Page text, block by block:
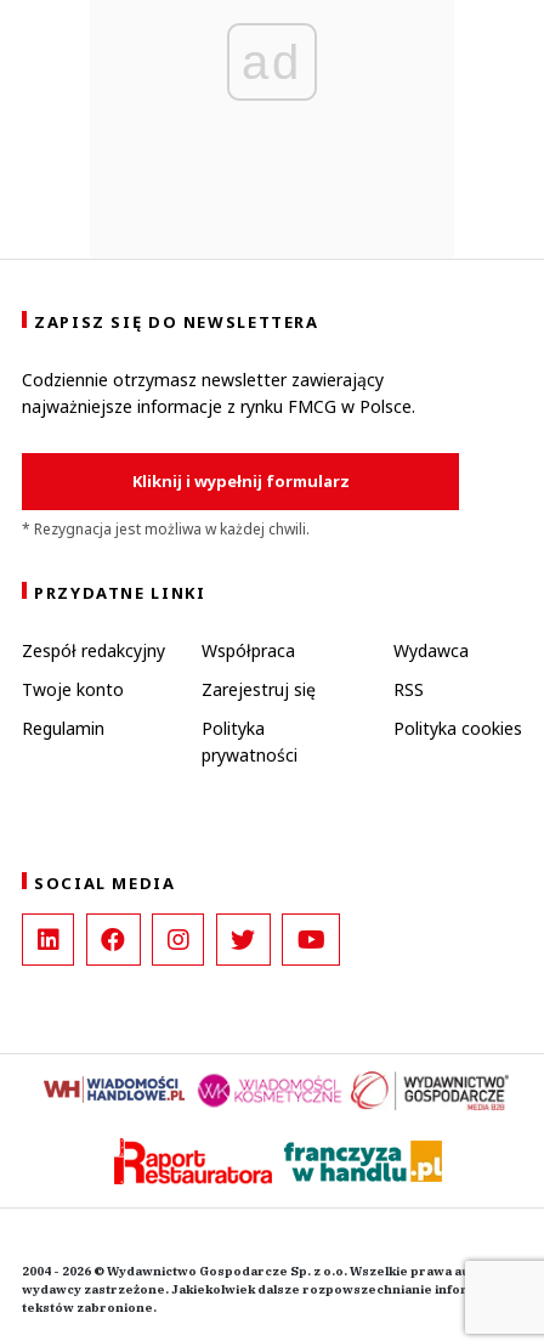
ad
ZAPISZ SIĘ DO NEWSLETTERA
Codziennie otrzymasz newsletter zawierający
najważniejsze informacje z rynku FMCG w Polsce.
Kliknij i wypełnij formularz
* Rezygnacja jest możliwa w każdej chwili.
PRZYDATNE LINKI
Zespół redakcyjny Współpraca
Wydawca
Twoje konto
Zarejestruj się
RSS
Regulamin
Polityka
prywatności
Polityka cookies
SOCIAL MEDIA
2004 - 2026 © Wydawnictwo Gospodarcze Sp. z o.o. Wszelkie prawa autorskie
wydawcy zastrzeżone. Jakiekolwiek dalsze rozpowszechnianie informacji i
tekstów zabronione.